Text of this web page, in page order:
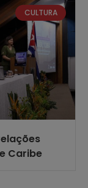
CULTURA
Caribe